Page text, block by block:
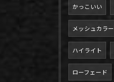
かっこいい
メッシュカラー
ハイライト
ローフェード